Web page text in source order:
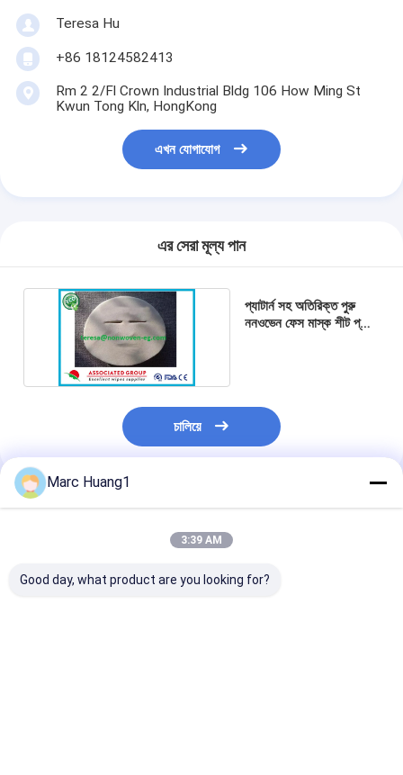
Teresa Hu
+86 18124582413
Rm 2 2/Fl Crown Industrial Bldg 106 How Ming St
Kwun Tong Kln, HongKong
এখন যোগাযোগ
এর সেরা মূল্য পান
প্যাটার্ন সহ অতিরিক্ত পুরু
ননওভেন ফেস মাস্ক শীট প্যাক
চালিয়ে
প্রস্তাবিত পণ্য
Marc Huang1
3:39 AM
Good day, what product are you looking for?